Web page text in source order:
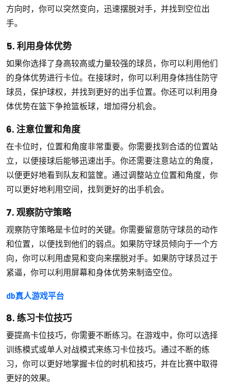
方向时，你可以突然变向，迅速摆脱对手，并找到空位出
手。
5. 利用身体优势
如果你选择了身高较高或力量较强的球员，你可以利用他们
的身体优势进行卡位。在接球时，你可以利用身体挡住防守
球员，保护球权，并找到更好的出手位置。你还可以利用身
体优势在篮下争抢篮板球，增加得分机会。
6. 注意位置和角度
在卡位时，位置和角度非常重要。你需要找到合适的位置站
立，以便接球后能够迅速出手。你还需要注意站立的角度，
以便更好地看到队友和篮筐。通过调整站立位置和角度，你
可以更好地利用空间，找到更好的出手机会。
7. 观察防守策略
观察防守策略是卡位时的关键。你需要留意防守球员的动作
和位置，以便找到他们的弱点。如果防守球员倾向于一个方
向，你可以利用虚晃和变向来摆脱对手。如果防守球员过于
紧逼，你可以利用屏幕和身体优势来制造空位。
db真人游戏平台
8. 练习卡位技巧
要提高卡位技巧，你需要不断练习。在游戏中，你可以选择
训练模式或单人对战模式来练习卡位技巧。通过不断的练
习，你可以更好地掌握卡位的时机和技巧，并在比赛中取得
更好的效果。